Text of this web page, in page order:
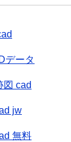
データ
図 cad
jw
無料